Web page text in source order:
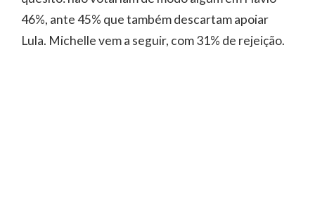
46%, ante 45% que também descartam apoiar
Lula. Michelle vem a seguir, com 31% de rejeição.